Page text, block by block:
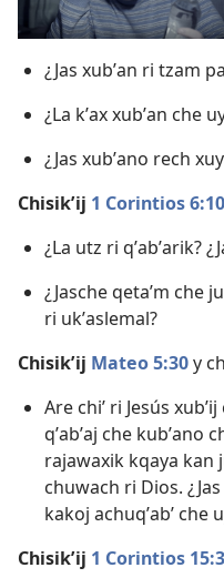
¿Jas xubʼan ri tzam
¿La kʼax xubʼan che
¿Jas xubʼano rech
Chisikʼij 1 Corintios
¿La utz ri qʼabʼarik?
¿Jasche qetaʼm che
ri ukʼaslemal?
Chisikʼij Mateo 5:30y
Are chiʼ ri Jesús
qʼabʼaj che kubʼano
rajawaxik kqaya kan
chuwach ri Dios.
kakoj achuqʼabʼ che
Chisikʼij 1 Corintios